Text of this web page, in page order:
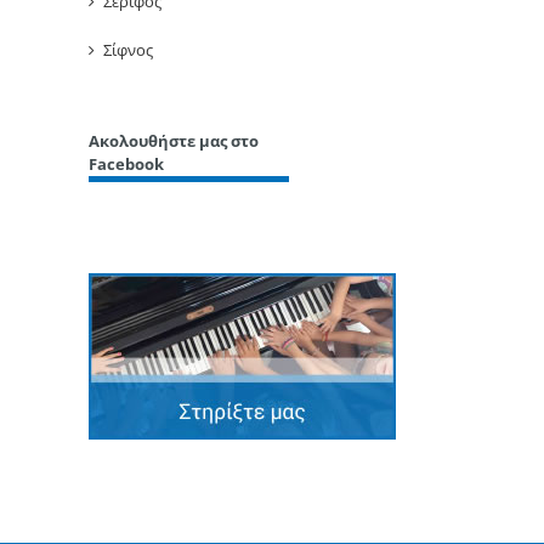
Σίφνος
Ακολουθήστε μας στο
Facebook